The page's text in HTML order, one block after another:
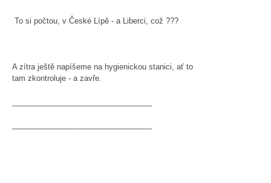
To si počtou, v České Lípě - a Liberci, což ???
A zítra ještě napíšeme na hygienickou stanici, ať to
tam zkontroluje - a zavře.